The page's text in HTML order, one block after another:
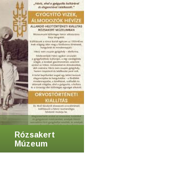
Rózsakert
Múzeum